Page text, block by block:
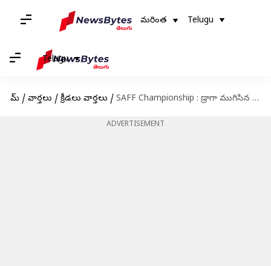
మరింత Telugu
Telugu
హోమ్ / వార్తలు / క్రీడలు వార్తలు / SAFF Championship : డ్రాగా ముగిసిన భారత్, కువైట్ మ్యాచ్
ADVERTISEMENT